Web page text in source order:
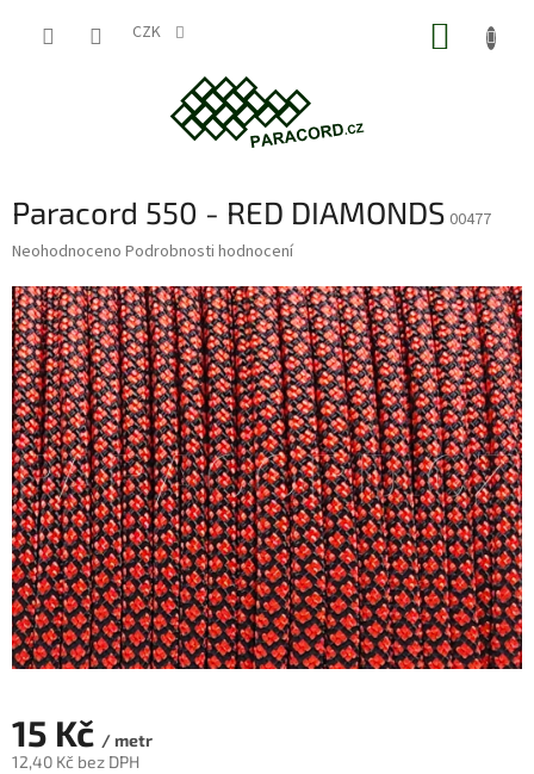
CZK
Paracord 550 - RED DIAMONDS 00477
Průměrné
produktu
je
0,0
z
5
hvězdiček.
Neohodnoceno Podrobnosti hodnocení
15 Kč / metr
12,40 Kč bez DPH